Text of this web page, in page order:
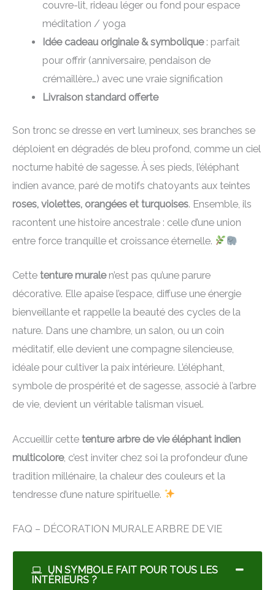
couvre-lit, rideau léger ou fond pour espace
méditation / yoga
Idée cadeau originale & symbolique: parfait
pour offrir (anniversaire, pendaison de
crémaillère…) avec une vraie signification
Livraison standard offerte
Son tronc se dresse en vert lumineux, ses branches se
déploient en dégradés de bleu profond, comme un ciel
nocturne habité de sagesse. À ses pieds, l’éléphant
indien avance, paré de motifs chatoyants aux teintes
roses, violettes, orangées et turquoises. Ensemble, ils
racontent une histoire ancestrale : celle d’une union
entre force tranquille et croissance éternelle.
Cette tenture muralen’est pas qu’une parure
décorative. Elle apaise l’espace, diffuse une énergie
bienveillante et rappelle la beauté des cycles de la
nature. Dans une chambre, un salon, ou un coin
méditatif, elle devient une compagne silencieuse,
idéale pour cultiver la paix intérieure. L’éléphant,
symbole de prospérité et de sagesse, associé à l’arbre
de vie, devient un véritable talisman visuel.
Accueillir cette tenture arbre de vie éléphant indien
multicolore, c’est inviter chez soi la profondeur d’une
tradition millénaire, la chaleur des couleurs et la
tendresse d’une nature spirituelle.
FAQ – DÉCORATION MURALE ARBRE DE VIE
UN SYMBOLE FAIT POUR TOUS LES
INTÉRIEURS ?